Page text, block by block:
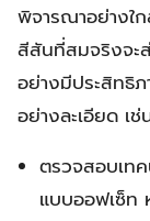
พิจารณาอย่างใ
สีสันที่สมจริงจะ
อย่างมีประสิทธิ
อย่างละเอียด เช่
ตรวจสอบเท
แบบออฟเซ็ท